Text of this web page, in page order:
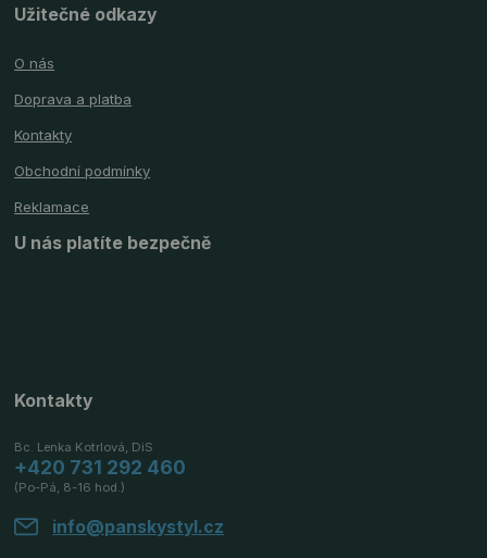
Užitečné odkazy
O nás
Doprava a platba
Kontakty
Obchodní podmínky
Reklamace
U nás platíte bezpečně
Kontakty
Bc. Lenka Kotrlová, DiS
+420 731 292 460
(Po-Pá, 8-16 hod.)
info@panskystyl.cz